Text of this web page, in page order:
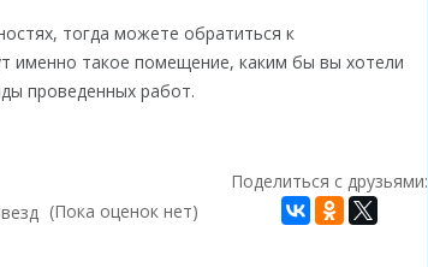
тогда можете обратиться к
именно такое помещение, каким бы вы хотели
проведенных работ.
(Пока оценок нет)
Поделиться с друзьями: